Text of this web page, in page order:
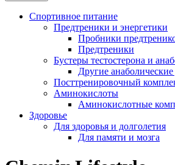
Спортивное питание
Предтреники и энергетики
Пробники
Предтреники
Бустеры тестостерона и
Другие
Посттренировочный
Аминокислоты
Аминокислотные
Здоровье
Для здоровья и долголетия
Для памяти и мозга